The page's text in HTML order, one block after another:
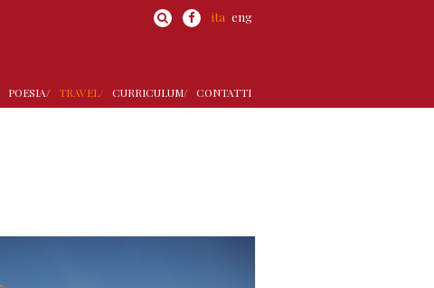
ita eng
POESIA/ TRAVEL/ CURRICULUM/ CONTATTI